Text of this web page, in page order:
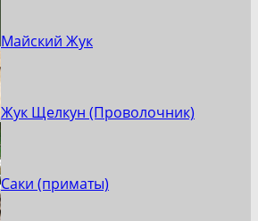
Майский Жук
Жук Щелкун (Проволочник)
Саки (приматы)